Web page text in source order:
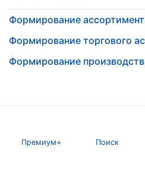
Формирование
Формирование торгового
Формирование
Премиум+ Поиск